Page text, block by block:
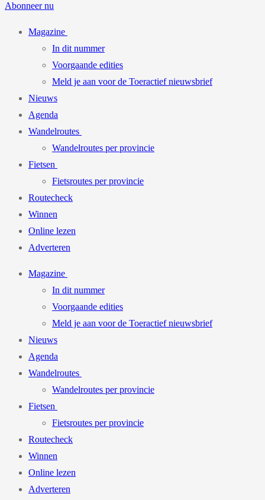
Abonneer nu
Magazine
In dit nummer
Voorgaande edities
Meld je aan voor de Toeractief nieuwsbrief
Nieuws
Agenda
Wandelroutes
Wandelroutes per provincie
Fietsen
Fietsroutes per provincie
Routecheck
Winnen
Online lezen
Adverteren
Magazine
In dit nummer
Voorgaande edities
Meld je aan voor de Toeractief nieuwsbrief
Nieuws
Agenda
Wandelroutes
Wandelroutes per provincie
Fietsen
Fietsroutes per provincie
Routecheck
Winnen
Online lezen
Adverteren